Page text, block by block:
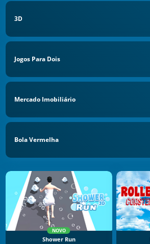
3D
Jogos Para Dois
Mercado Imobiliário
Bola Vermelha
NOVO
Shower Run